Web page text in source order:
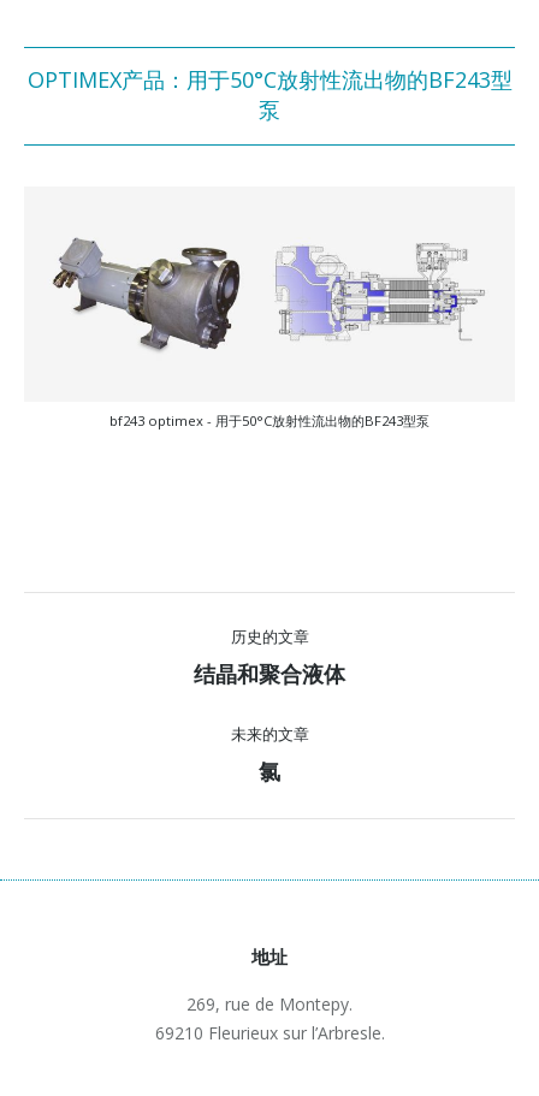
OPTIMEX产品：用于50°C放射性流出物的BF243型
泵
bf243 optimex - 用于50°C放射性流出物的BF243型泵
历史的文章
Onglet
结晶和聚合液体
未来的文章
Projets
氯
地址
269, rue de Montepy.
69210 Fleurieux sur l’Arbresle.